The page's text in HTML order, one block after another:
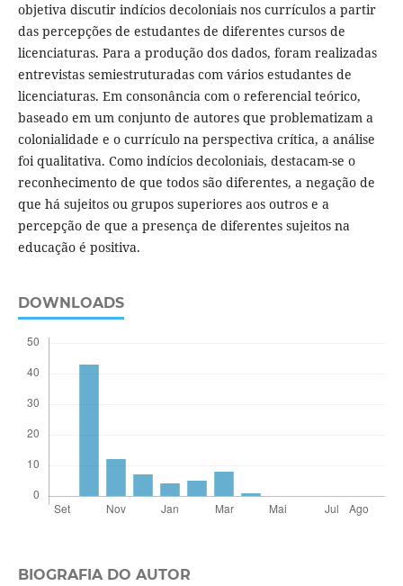
objetiva discutir indícios decoloniais nos currículos a partir
das percepções de estudantes de diferentes cursos de
licenciaturas. Para a produção dos dados, foram realizadas
entrevistas semiestruturadas com vários estudantes de
licenciaturas. Em consonância com o referencial teórico,
baseado em um conjunto de autores que problematizam a
colonialidade e o currículo na perspectiva crítica, a análise
foi qualitativa. Como indícios decoloniais, destacam-se o
reconhecimento de que todos são diferentes, a negação de
que há sujeitos ou grupos superiores aos outros e a
percepção de que a presença de diferentes sujeitos na
educação é positiva.
DOWNLOADS
BIOGRAFIA DO AUTOR